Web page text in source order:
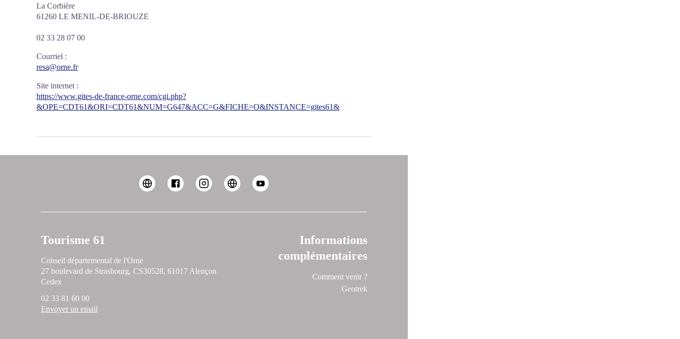
La Corbière
61260 LE MENIL-DE-BRIOUZE
02 33 28 07 00
Courriel :
resa@orne.fr
Site internet :
https://www.gites-de-france-orne.com/cgi.php?
&OPE=CDT61&ORI=CDT61&NUM=G647&ACC=G&FICHE=O&INSTANCE=gites61&
Tourisme 61
Conseil départemental de l'Orne
27 boulevard de Strasbourg, CS30528, 61017 Alençon
Cedex
02 33 81 60 00
Envoyer un email
Informations
complémentaires
Comment venir ?
Geotrek